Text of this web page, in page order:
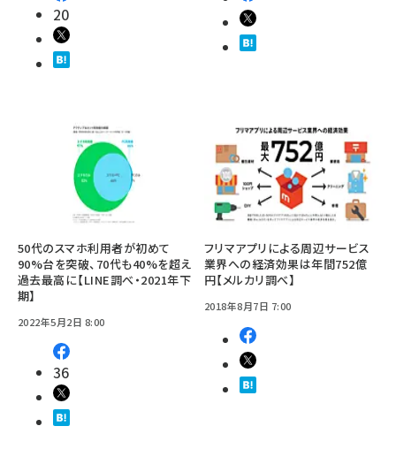
20
50代のスマホ利用者が初めて
90%台を突破、70代も40%を超え
過去最高に【LINE調べ・2021年下
期】
2022年5月2日 8:00
36
フリマアプリによる周辺サービス
業界への経済効果は年間752億
円【メルカリ調べ】
2018年8月7日 7:00